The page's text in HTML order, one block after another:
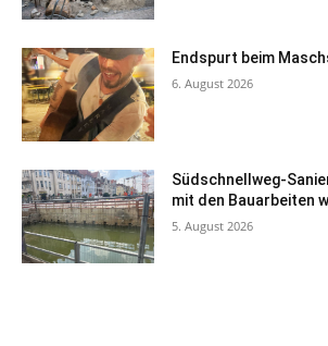
Endspurt beim
6. August 2026
Südschnellweg-
mit den Bauarbeiten
5. August 2026